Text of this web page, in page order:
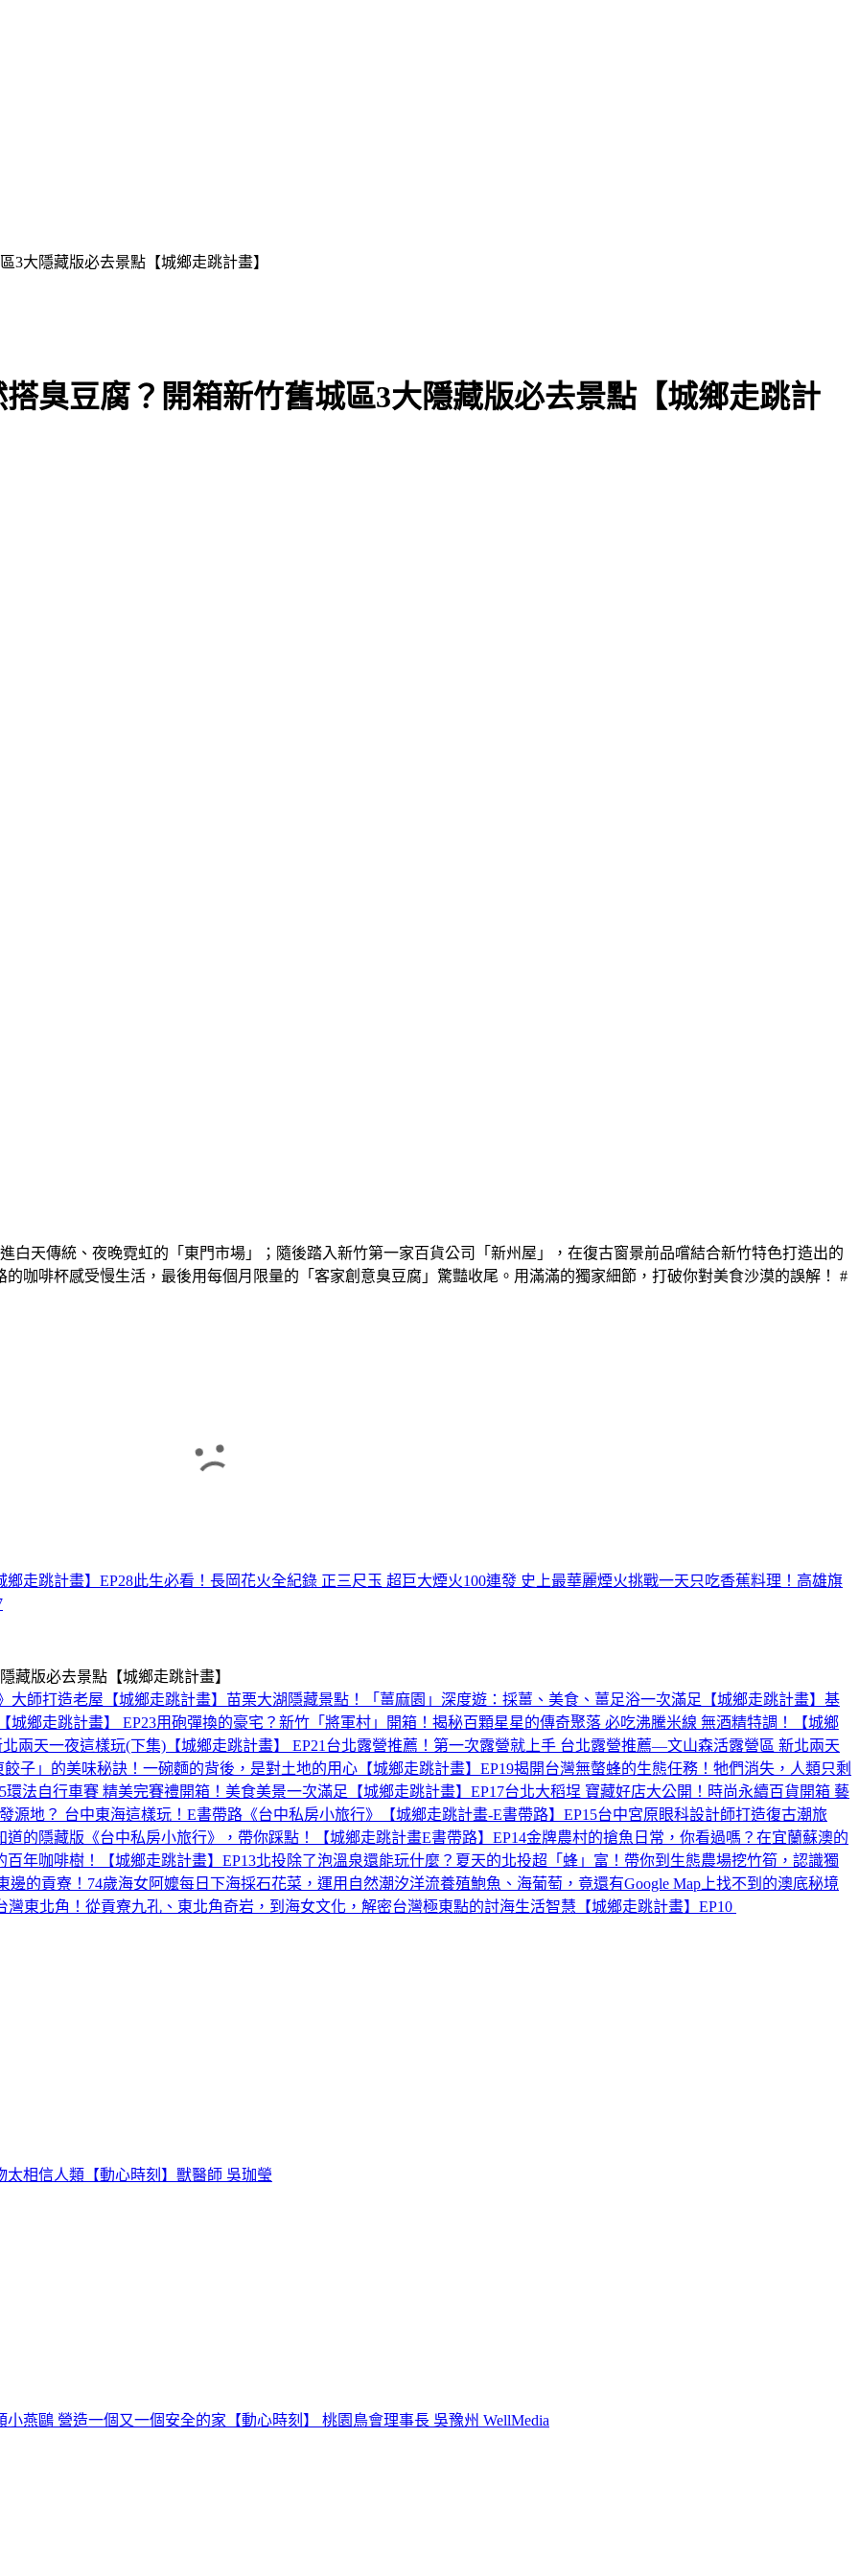
3大隱藏版必去景點【城鄉走跳計畫】
臭豆腐？開箱新竹舊城區3大隱藏版必去景點【城鄉走跳計
白天傳統、夜晚霓虹的「東門市場」；隨後踏入新竹第一家百貨公司「新州屋」，在復古窗景前品嚐結合新竹特色打造出的
咖啡杯感受慢生活，最後用每個月限量的「客家創意臭豆腐」驚豔收尾。用滿滿的獨家細節，打破你對美食沙漠的誤解！ #
走跳計畫】EP28此生必看！長岡花火全紀錄 正三尺玉 超巨大煙火100連發 史上最華麗煙火挑戰一天只吃香蕉料理！高雄旗
藏版必去景點【城鄉走跳計畫】
師打造老屋【城鄉走跳計畫】 苗栗大湖隱藏景點！「薑麻園」深度遊：採薑、美食、薑足浴一次滿足【城鄉走跳計畫】 基
城鄉走跳計畫】 EP23用砲彈換的豪宅？新竹「將軍村」開箱！揭秘百顆星星的傳奇聚落 必吃沸騰米線 無酒精特調！【城鄉
兩天一夜這樣玩(下集)【城鄉走跳計畫】 EP21 台北露營推薦！第一次露營就上手 台北露營推薦—文山森活露營區 新北兩天
子」的美味秘訣！一碗麵的背後，是對土地的用心【城鄉走跳計畫】EP19揭開台灣無螫蜂的生態任務！牠們消失，人類只剩
環法自行車賽 精美完賽禮開箱！美食美景一次滿足【城鄉走跳計畫】EP17台北大稻埕 寶藏好店大公開！時尚永續百貨開箱 藝
源地？ 台中東海這樣玩！E書帶路《台中私房小旅行》【城鄉走跳計畫-E書帶路】EP15台中宮原眼科設計師打造復古潮旅
的隱藏版《台中私房小旅行》，帶你踩點！【城鄉走跳計畫E書帶路】EP14金牌農村的搶魚日常，你看過嗎？在宜蘭蘇澳的
年咖啡樹！【城鄉走跳計畫】EP13北投除了泡溫泉還能玩什麼？夏天的北投超「蜂」富！帶你到生態農場挖竹筍，認識獨
邊的貢寮！74歲海女阿嬤每日下海採石花菜，運用自然潮汐洋流養殖鮑魚、海葡萄，竟還有Google Map上找不到的澳底秘境
東北角！從貢寮九孔、東北角奇岩，到海女文化，解密台灣極東點的討海生活智慧【城鄉走跳計畫】EP10
相信人類【動心時刻】獸醫師 吳珈瑩
燕鷗 營造一個又一個安全的家【動心時刻】 桃園鳥會理事長 吳豫州 WellMedia